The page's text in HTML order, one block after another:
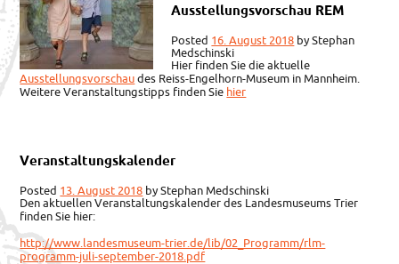
Ausstellungsvorschau REM
Posted 16. August 2018 byStephan
Medschinski
Hier finden Sie die aktuelle
Ausstellungsvorschau des Reiss-Engelhorn-Museum in Mannheim.
Weitere Veranstaltungstipps finden Sie hier
Veranstaltungskalender
Posted 13. August 2018 byStephan Medschinski
Den aktuellen Veranstaltungskalender des Landesmuseums Trier
finden Sie hier:
http://www.landesmuseum-trier.de/lib/02_Programm/rlm-
programm-juli-september-2018.pdf